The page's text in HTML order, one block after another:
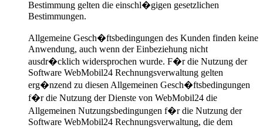
Bestimmung gelten die einschl�gigen gesetzlichen
Bestimmungen.
Allgemeine Gesch�ftsbedingungen des Kunden finden keine
Anwendung, auch wenn der Einbeziehung nicht
ausdr�cklich widersprochen wurde. F�r die Nutzung der
Software WebMobil24 Rechnungsverwaltung gelten
erg�nzend zu diesen Allgemeinen Gesch�ftsbedingungen
f�r die Nutzung der Dienste von WebMobil24 die
Allgemeinen Nutzungsbedingungen f�r die Nutzung der
Software WebMobil24 Rechnungsverwaltung, die dem